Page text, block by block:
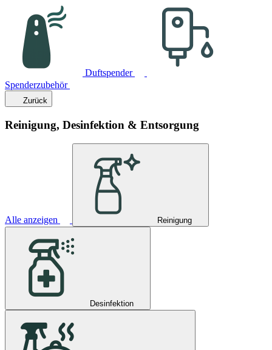
Duftspender
Spenderzubehör
Zurück
Reinigung, Desinfektion & Entsorgung
Alle anzeigen Reinigung
Desinfektion